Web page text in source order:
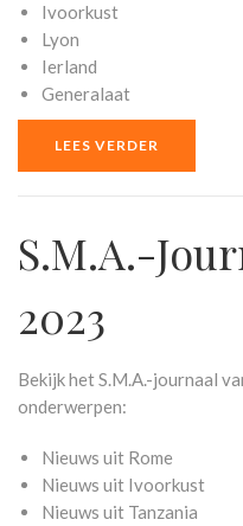
Ivoorkust
Lyon
Ierland
Generalaat
LEES VERDER
S.M.A.-
2023
Bekijk het S.M.A.-journaal
onderwerpen:
Nieuws uit Rome
Nieuws uit Ivoorkust
Nieuws uit Tanzania